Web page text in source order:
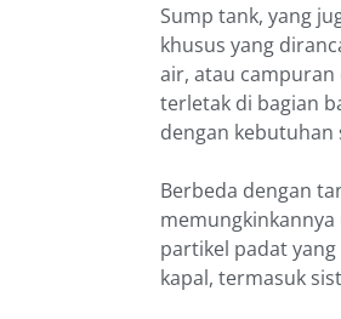
Sump tank, yang
khusus yang
air, atau campuran
terletak di bagian
dengan kebutuhan
Berbeda dengan
partikel padat
kapal, termasuk